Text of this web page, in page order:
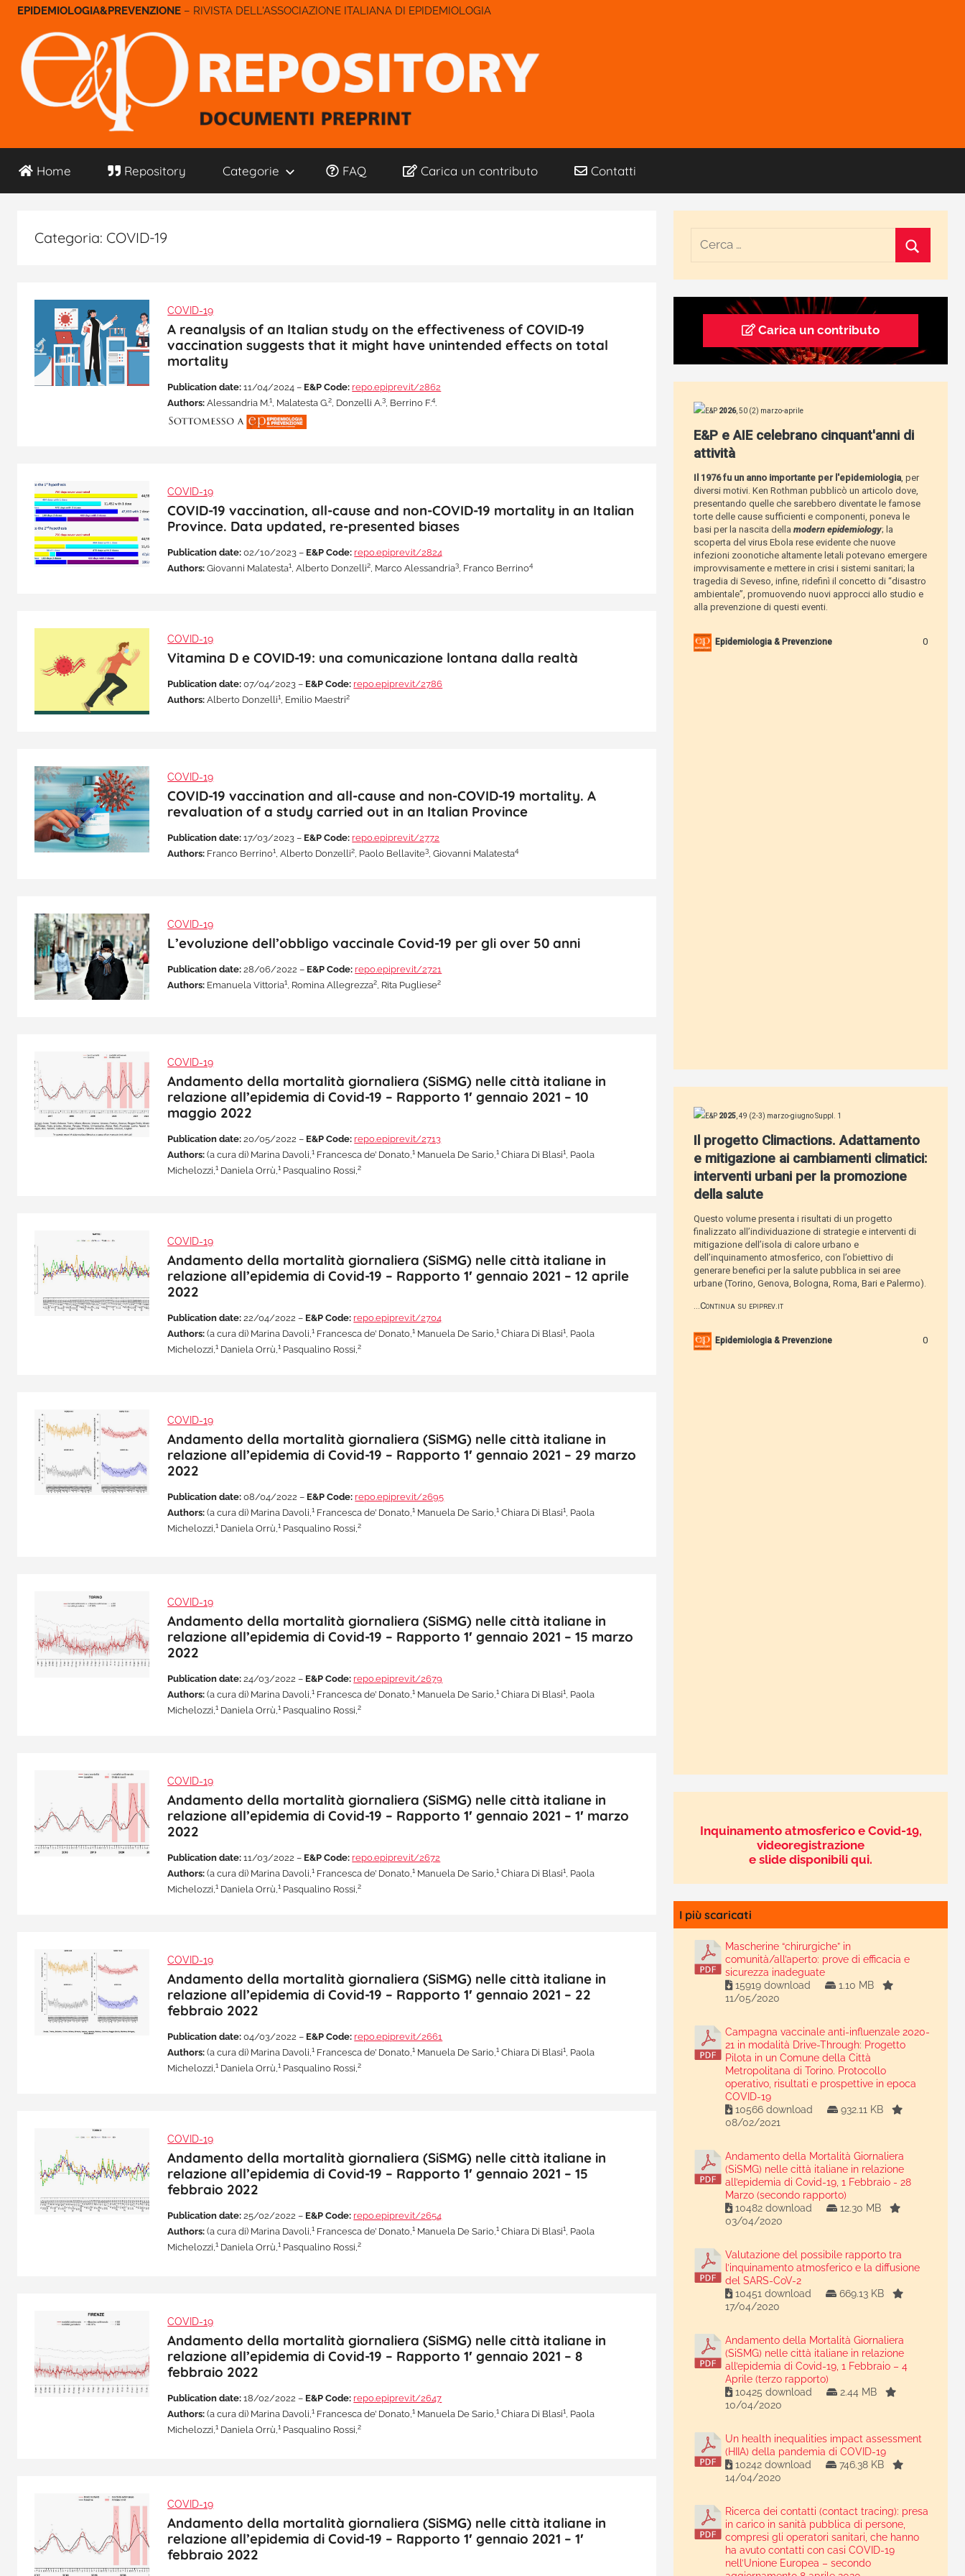
Salta
contenuto
– RIVISTA DELL'ASSOCIAZIONE ITALIANA DI EPIDEMIOLOGIA
E&P
Repository
Home Repository Categorie FAQ Carica un contributo Contatti
Categoria: COVID-19
COVID-19
A reanalysis of an Italian study on the effectiveness of COVID-19
vaccination suggests that it might have unintended effects on total
mortality
Publication date: 11/04/2024 – E&P Code: repo.epiprev.it/2862
Authors: Alessandria M.1 , Malatesta G.2 , Donzelli A.3 , Berrino F.4.
COVID-19
COVID-19 vaccination, all-cause and non-COVID-19 mortality in an Italian
Province. Data updated, re-presented biases
Publication date: 02/10/2023 – E&P Code: repo.epiprev.it/2824
Authors: Giovanni Malatesta1 , Alberto Donzelli2 , Marco Alessandria3 , Franco Berrino4
COVID-19
Vitamina D e COVID-19: una comunicazione lontana dalla realtà
Publication date: 07/04/2023 – E&P Code: repo.epiprev.it/2786
Authors: Alberto Donzelli1 , Emilio Maestri2
COVID-19
COVID-19 vaccination and all-cause and non-COVID-19 mortality. A
revaluation of a study carried out in an Italian Province
Publication date: 17/03/2023 – E&P Code: repo.epiprev.it/2772
Authors: Franco Berrino1 , Alberto Donzelli2 , Paolo Bellavite3 , Giovanni Malatesta4
COVID-19
L’evoluzione dell’obbligo vaccinale Covid-19 per gli over 50 anni
Publication date: 28/06/2022 – E&P Code: repo.epiprev.it/2721
Authors: Emanuela Vittoria1 , Romina Allegrezza2 , Rita Pugliese2
COVID-19
Andamento della mortalità giornaliera (SiSMG) nelle città italiane in
relazione all’epidemia di Covid-19 – Rapporto 1′ gennaio 2021 – 10
maggio 2022
Publication date: 20/05/2022 – E&P Code: repo.epiprev.it/2713
Authors: (a cura di) Marina Davoli,1 Francesca de’ Donato,1 Manuela De Sario,1 Chiara Di Blasi1
, Paola
Michelozzi,1 Daniela Orrù,1 Pasqualino Rossi,2
COVID-19
Andamento della mortalità giornaliera (SiSMG) nelle città italiane in
relazione all’epidemia di Covid-19 – Rapporto 1′ gennaio 2021 – 12 aprile
2022
Publication date: 22/04/2022 – E&P Code: repo.epiprev.it/2704
Authors: (a cura di) Marina Davoli,1 Francesca de’ Donato,1 Manuela De Sario,1 Chiara Di Blasi1
, Paola
Michelozzi,1 Daniela Orrù,1 Pasqualino Rossi,2
COVID-19
Andamento della mortalità giornaliera (SiSMG) nelle città italiane in
relazione all’epidemia di Covid-19 – Rapporto 1′ gennaio 2021 – 29 marzo
2022
Publication date: 08/04/2022 – E&P Code: repo.epiprev.it/2695
Authors: (a cura di) Marina Davoli,1 Francesca de’ Donato,1 Manuela De Sario,1 Chiara Di Blasi1
, Paola
Michelozzi,1 Daniela Orrù,1 Pasqualino Rossi,2
COVID-19
Andamento della mortalità giornaliera (SiSMG) nelle città italiane in
relazione all’epidemia di Covid-19 – Rapporto 1′ gennaio 2021 – 15 marzo
2022
Publication date: 24/03/2022 – E&P Code: repo.epiprev.it/2679
Authors: (a cura di) Marina Davoli,1 Francesca de’ Donato,1 Manuela De Sario,1 Chiara Di Blasi1, Paola
Michelozzi,1 Daniela Orrù,1 Pasqualino Rossi,2
COVID-19
Andamento della mortalità giornaliera (SiSMG) nelle città italiane in
relazione all’epidemia di Covid-19 – Rapporto 1′ gennaio 2021 – 1′ marzo
2022
Publication date: 11/03/2022 – E&P Code: repo.epiprev.it/2672
Authors: (a cura di) Marina Davoli,1 Francesca de’ Donato,1 Manuela De Sario,1 Chiara Di Blasi1, Paola
Michelozzi,1 Daniela Orrù,1 Pasqualino Rossi,2
COVID-19
Andamento della mortalità giornaliera (SiSMG) nelle città italiane in
relazione all’epidemia di Covid-19 – Rapporto 1′ gennaio 2021 – 22
febbraio 2022
Publication date: 04/03/2022 – E&P Code: repo.epiprev.it/2661
Authors: (a cura di) Marina Davoli,1 Francesca de’ Donato,1 Manuela De Sario,1 Chiara Di Blasi1, Paola
Michelozzi,1 Daniela Orrù,1 Pasqualino Rossi,2
COVID-19
Andamento della mortalità giornaliera (SiSMG) nelle città italiane in
relazione all’epidemia di Covid-19 – Rapporto 1′ gennaio 2021 – 15
febbraio 2022
Publication date: 25/02/2022 – E&P Code: repo.epiprev.it/2654
Authors: (a cura di) Marina Davoli,1 Francesca de’ Donato,1 Manuela De Sario,1 Chiara Di Blasi1, Paola
Michelozzi,1 Daniela Orrù,1 Pasqualino Rossi,2
COVID-19
Andamento della mortalità giornaliera (SiSMG) nelle città italiane in
relazione all’epidemia di Covid-19 – Rapporto 1′ gennaio 2021 – 8
febbraio 2022
Publication date: 18/02/2022 – E&P Code: repo.epiprev.it/2647
Authors: (a cura di) Marina Davoli,1 Francesca de’ Donato,1 Manuela De Sario,1 Chiara Di Blasi1, Paola
Michelozzi,1 Daniela Orrù,1 Pasqualino Rossi,2
COVID-19
Andamento della mortalità giornaliera (SiSMG) nelle città italiane in
relazione all’epidemia di Covid-19 – Rapporto 1′ gennaio 2021 – 1′
febbraio 2022
Carica un contributo
Inquinamento atmosferico e Covid-19,
videoregistrazione
e slide disponibili qui.
I più scaricati
Mascherine “chirurgiche” in
comunità/all’aperto: prove di efficacia e
sicurezza inadeguate
15919 download
1.10 MB
11/05/2020
Campagna vaccinale anti-influenzale 2020-
21 in modalità Drive-Through: Progetto
Pilota in un Comune della Città
Metropolitana di Torino. Protocollo
operativo, risultati e prospettive in epoca
COVID-19
10566 download
932.11 KB
08/02/2021
Andamento della Mortalità Giornaliera
(SiSMG) nelle città italiane in relazione
all’epidemia di Covid-19, 1 Febbraio - 28
Marzo (secondo rapporto)
10482 download
12.30 MB
03/04/2020
Valutazione del possibile rapporto tra
l’inquinamento atmosferico e la diffusione
del SARS-CoV-2
10451 download
669.13 KB
17/04/2020
Andamento della Mortalità Giornaliera
(SiSMG) nelle città italiane in relazione
all’epidemia di Covid-19, 1 Febbraio – 4
Aprile (terzo rapporto)
10425 download
2.44 MB
10/04/2020
Un health inequalities impact assessment
(HIIA) della pandemia di COVID-19
10242 download
746.38 KB
14/04/2020
Ricerca dei contatti (contact tracing): presa
in carico in sanità pubblica di persone,
compresi gli operatori sanitari, che hanno
ha avuto contatti con casi COVID-19
nell’Unione Europea – secondo